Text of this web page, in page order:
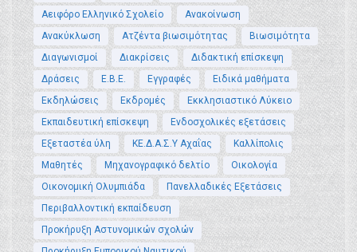
Αειφόρο Ελληνικό Σχολείο
Ανακοίνωση
Ανακύκλωση
Ατζέντα βιωσιμότητας
Βιωσιμότητα
Διαγωνισμοί
Διακρίσεις
Διδακτική επίσκεψη
Δράσεις
Ε.Β.Ε. Εγγραφές
Ειδικά μαθήματα
Εκδηλώσεις
Εκδρομές
Εκκλησιαστικό Λύκειο
Εκπαιδευτική επίσκεψη
Ενδοσχολικές εξετάσεις
Εξεταστέα ύλη
ΚΕ.Δ.Α.Σ.Υ Αχαΐας
Καλλίπολις
Μαθητές
Μηχανογραφικό δελτίο
Οικολογία
Οικονομική Ολυμπιάδα
Πανελλαδικές Εξετάσεις
Περιβαλλοντική εκπαίδευση
Προκήρυξη Αστυνομικών σχολών